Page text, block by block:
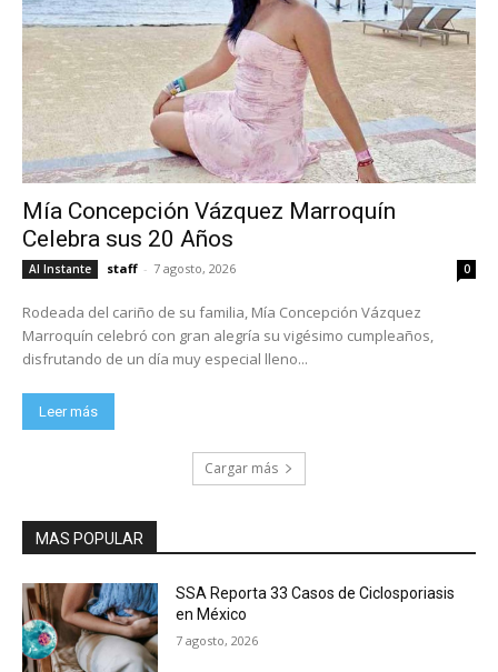
Mía Concepción Vázquez Marroquín
Celebra sus 20 Años
Al Instante staff - 7 agosto, 2026 0
Rodeada del cariño de su familia, Mía Concepción Vázquez
Marroquín celebró con gran alegría su vigésimo cumpleaños,
disfrutando de un día muy especial lleno...
Leer más
Cargar más
MAS POPULAR
SSA Reporta 33 Casos de Ciclosporiasis
en México
7 agosto, 2026